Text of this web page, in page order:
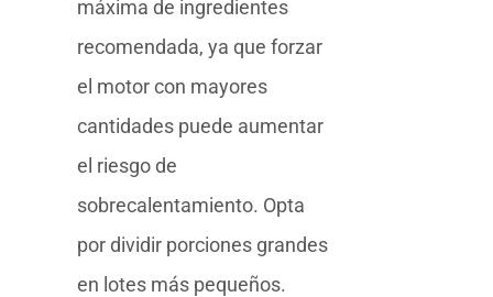
máxima de ingredientes
recomendada, ya que forzar
el motor con mayores
cantidades puede aumentar
el riesgo de
sobrecalentamiento. Opta
por dividir porciones grandes
en lotes más pequeños.